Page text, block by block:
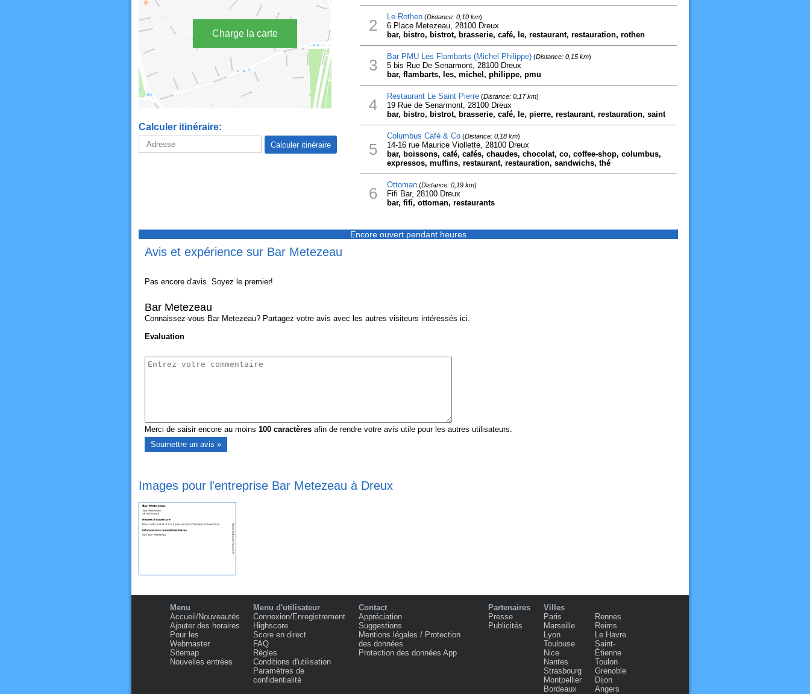
Charge la carte
Calculer itinéraire:
2 Le Rothen(Distance: 0,10 km)
6 Place Metezeau, 28100 Dreux
bar, bistro, bistrot, brasserie, café, le, restaurant, restauration, rothen
3 Bar PMU Les Flambarts (Michel Philippe)(Distance: 0,15 km)
5 bis Rue De Senarmont, 28100 Dreux
bar, flambarts, les, michel, philippe, pmu
4 Restaurant Le Saint Pierre(Distance: 0,17 km)
19 Rue de Senarmont, 28100 Dreux
bar, bistro, bistrot, brasserie, café, le, pierre, restaurant, restauration, saint
5
Columbus Café & Co(Distance: 0,18 km)
14-16 rue Maurice Viollette, 28100 Dreux
bar, boissons, café, cafés, chaudes, chocolat, co, coffee-shop, columbus,
expressos, muffins, restaurant, restauration, sandwichs, thé
6 Ottoman(Distance: 0,19 km)
Fifi Bar, 28100 Dreux
bar, fifi, ottoman, restaurants
Encore ouvert pendant heures
Avis et expérience sur Bar Metezeau
Pas encore d'avis. Soyez le premier!
Bar Metezeau
Connaissez-vous Bar Metezeau? Partagez votre avis avec les autres visiteurs intéressés ici.
Evaluation
Merci de saisir encore au moins 100caractèresafin de rendre votre avis utile pour les autres utilisateurs.
Images pour l'entreprise Bar Metezeau à Dreux
Menu
Accueil/Nouveautés
Ajouter des horaires
Pour les
Webmaster
Sitemap
Nouvelles entrées
Menu d'utilisateur
Connexion/Enregistrement
Highscore
Score en direct
FAQ
Règles
Conditions d'utilisation
Paramètres de
confidentialité
Contact
Appréciation
Suggestions
Mentions légales / Protection
des données
Protection des données App
Partenaires
Presse
Publicités
Villes
Paris
Marseille
Lyon
Toulouse
Nice
Nantes
Strasbourg
Montpellier
Bordeaux
Rennes
Reims
Le Havre
Saint-
Étienne
Toulon
Grenoble
Dijon
Angers